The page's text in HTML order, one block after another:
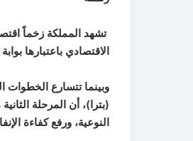
تشهد المملكة زخماً
الاقتصادي باعتبارها
وبينما تتسارع الخطوات
(بترا)، أن المرحلة
النوعية، ورفع كفاءة